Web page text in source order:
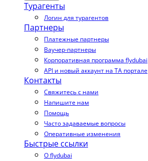
Турагенты
Логин для турагентов
Партнеры
Платежные партнеры
Ваучер-партнеры
Корпоративная программа flydubai
API и новый аккаунт на TA портале
Контакты
Свяжитесь с нами
Напишите нам
Помощь
Часто задаваемые вопросы
Оперативные изменения
Быстрые ссылки
О flydubai